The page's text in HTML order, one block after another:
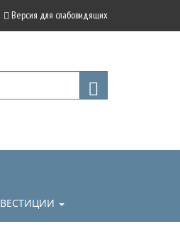
Версия для слабовидящих